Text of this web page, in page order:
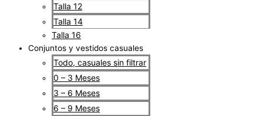
Talla 12
Talla 14
Talla 16
Conjuntos y vestidos casuales
Todo, casuales sin filtrar
0 – 3 Meses
3 – 6 Meses
6 – 9 Meses